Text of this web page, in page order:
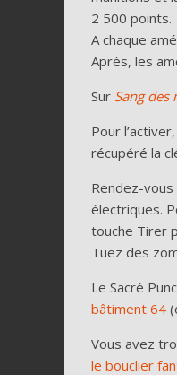
2 500 points.
A chaque
Après, les
Sur Sang des
Pour
récupéré la
Rendez-
électriques.
touche Tirer
Tuez des
Le Sacré
bâtiment 64
Vous avez
le bouclier